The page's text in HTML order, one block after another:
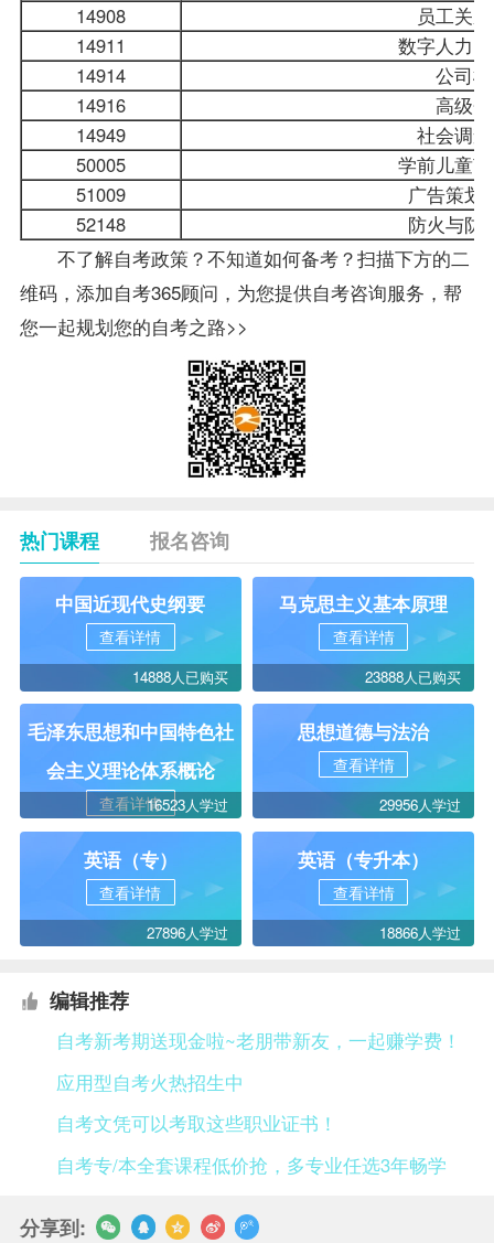
14908
员工关
14911
数字人力
14914
公司
14916
高级
14949
社会调
50005
学前儿童
51009
广告策划
52148
防火与防
不了解自考政策？不知道如何备考？扫描下方的二
维码，添加自考365顾问，为您提供自考咨询服务，帮
您一起规划您的自考之路>>
热门课程 报名咨询
中国近现代史纲要
查看详情
14888人已购买
马克思主义基本原理
查看详情
23888人已购买
毛泽东思想和中国特色社
会主义理论体系概论
查看详情16523人学过
思想道德与法治
查看详情
29956人学过
英语（专）
查看详情
27896人学过
英语（专升本）
查看详情
18866人学过
编辑推荐
自考新考期送现金啦~老朋带新友，一起赚学费！
应用型自考火热招生中
自考文凭可以考取这些职业证书！
自考专/本全套课程低价抢，多专业任选3年畅学
分享到: